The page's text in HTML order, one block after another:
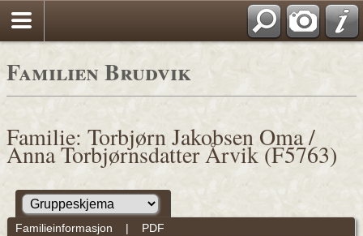
Familien Brudvik
Familie: Torbjørn Jakobsen Oma /
Anna Torbjørnsdatter Årvik (F5763)
Familieinformasjon | PDF